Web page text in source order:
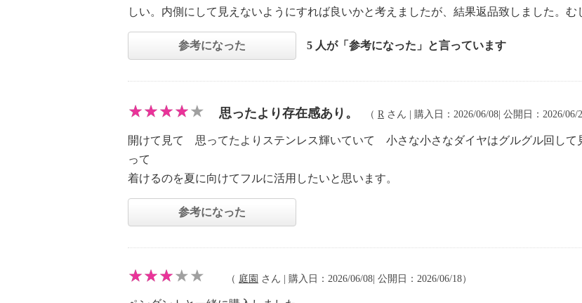
しい。内側にして見えないようにすれば良いかと考えましたが、結果返品致しました。む
参考になった 5 人が「参考になった」と言っています
思ったより存在感あり。 （ R さん | 購入日：2026/06/08| 公開日：2026/06/
開けて見て 思ってたよりステンレス輝いていて 小さな小さなダイヤはグルグル回して
って
着けるのを夏に向けてフルに活用したいと思います。
参考になった
（ 庭園 さん | 購入日：2026/06/08| 公開日：2026/06/18）